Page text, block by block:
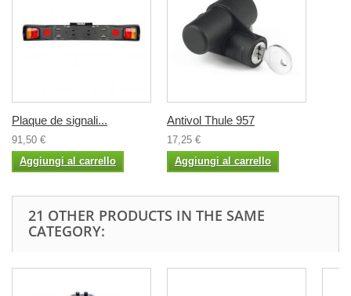
Plaque de signali...
91,50 €
Aggiungi al carrello
Antivol Thule 957
17,25 €
Aggiungi al carrello
21 OTHER PRODUCTS IN THE SAME
CATEGORY: